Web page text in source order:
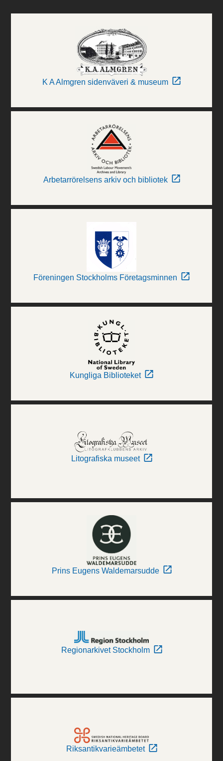
K A Almgren sidenväveri & museum
Arbetarrörelsens arkiv och bibliotek
Föreningen Stockholms Företagsminnen
Kungliga Biblioteket
Litografiska museet
Prins Eugens Waldemarsudde
Regionarkivet Stockholm
Riksantikvarieämbetet